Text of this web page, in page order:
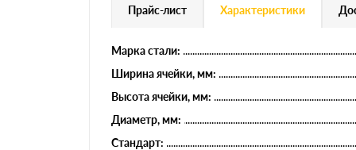
Прайс-лист Характеристики
Марка стали:
Ширина ячейки, мм:
Высота ячейки, мм:
Диаметр, мм:
Стандарт: